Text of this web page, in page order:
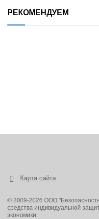
РЕКОМЕНДУЕМ
Карта сайта
© 2009-2026 ООО
средства индивидуальной
экономики.